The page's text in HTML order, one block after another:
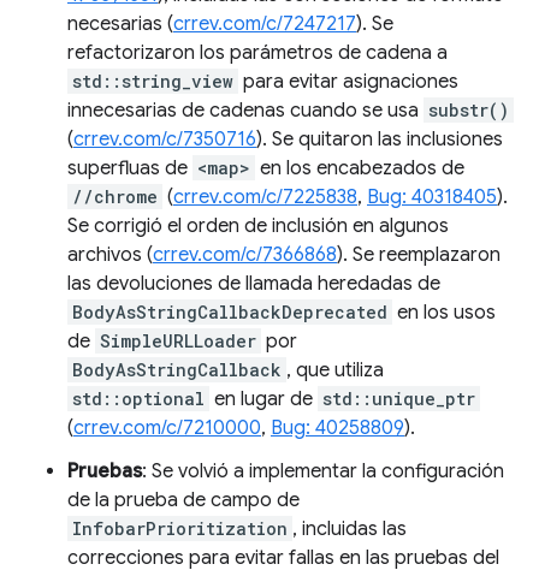
necesarias (crrev.com/c/7247217). Se
refactorizaron los parámetros de cadena a
std::string_view para evitar asignaciones
innecesarias de cadenas cuando se usa substr()
(crrev.com/c/7350716). Se quitaron las inclusiones
superfluas de <map> en los encabezados de
//chrome (crrev.com/c/7225838, Bug: 40318405).
Se corrigió el orden de inclusión en algunos
archivos (crrev.com/c/7366868). Se reemplazaron
las devoluciones de llamada heredadas de
BodyAsStringCallbackDeprecated en los usos
de SimpleURLLoader por
BodyAsStringCallback , que utiliza
std::optional en lugar de std::unique_ptr
(crrev.com/c/7210000, Bug: 40258809).
Pruebas: Se volvió a implementar la configuración
de la prueba de campo de
InfobarPrioritization , incluidas las
correcciones para evitar fallas en las pruebas del